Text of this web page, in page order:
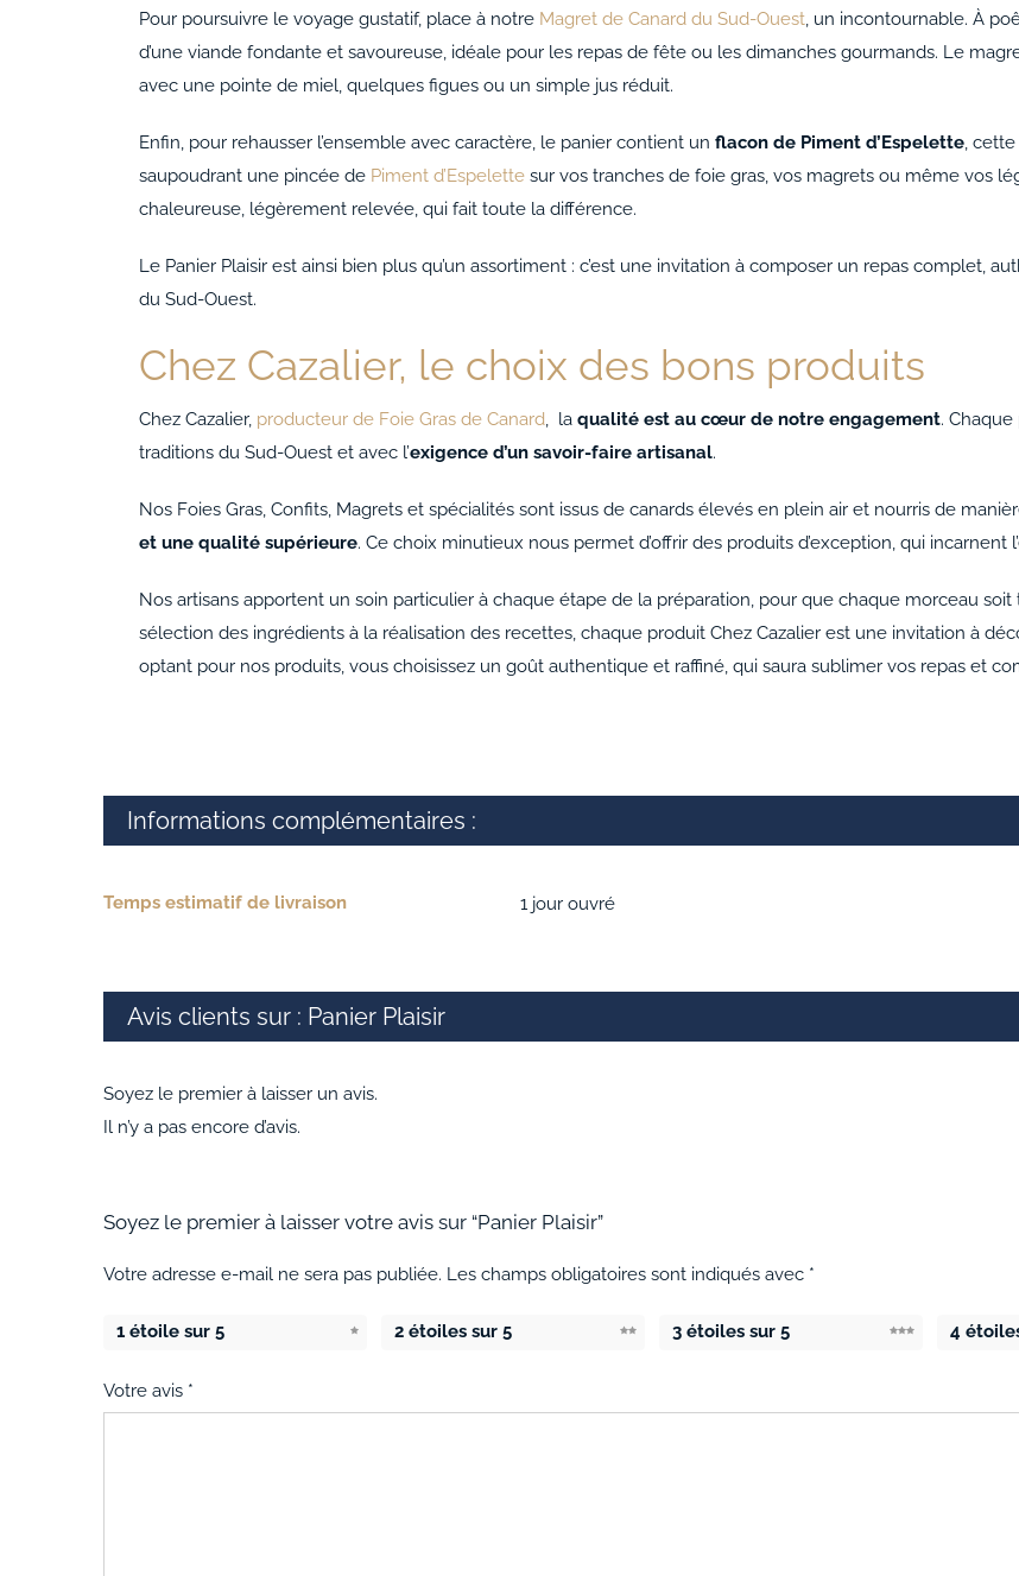
Pour poursuivre le voyage gustatif, place à notre Magret de Canard du Sud-Ouest, un incontournable. À
d’une viande fondante et savoureuse, idéale pour les repas de fête ou les dimanches gourmands. Le
avec une pointe de miel, quelques figues ou un simple jus réduit.
Enfin, pour rehausser l’ensemble avec caractère, le panier contient un flacon de Piment d’Espelette, cette
saupoudrant une pincée de Piment d’Espelettesur vos tranches de foie gras, vos magrets ou même vos
chaleureuse, légèrement relevée, qui fait toute la différence.
Le Panier Plaisir est ainsi bien plus qu’un assortiment : c’est une invitation à composer un repas complet,
du Sud-Ouest.
Chez Cazalier, le choix des bons produits
Chez Cazalier, producteur de Foie Gras de Canard, la qualité est au cœur de notre engagement.
traditions du Sud-Ouest et avec l’exigence d’un savoir-faire artisanal.
Nos Foies Gras, Confits, Magrets et spécialités sont issus de canards élevés en plein air et nourris de
et une qualité supérieure. Ce choix minutieux nous permet d’offrir des produits d’exception, qui incarnent
Nos artisans apportent un soin particulier à chaque étape de la préparation, pour que chaque morceau
sélection des ingrédients à la réalisation des recettes, chaque produit Chez Cazalier est une invitation à
optant pour nos produits, vous choisissez un goût authentique et raffiné, qui saura sublimer vos repas et
Informations complémentaires :
Temps estimatif de livraison 1 jour ouvré
Avis clients sur : Panier Plaisir
Soyez le premier à laisser un avis.
Il n’y a pas encore d’avis.
Soyez le premier à laisser votre avis sur “Panier Plaisir”
Votre adresse e-mail ne sera pas publiée. Les champs obligatoires sont indiqués avec *
1 étoile sur 5 2 étoiles sur 5 3 étoiles sur 5 4
Votre avis *